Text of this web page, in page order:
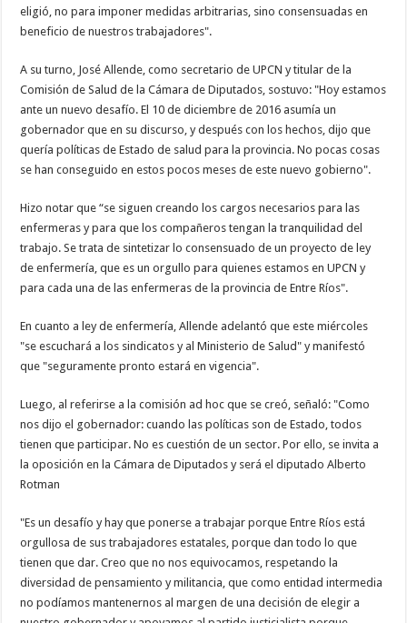
eligió, no para imponer medidas arbitrarias, sino consensuadas en
beneficio de nuestros trabajadores".
A su turno, José Allende, como secretario de UPCN y titular de la
Comisión de Salud de la Cámara de Diputados, sostuvo: "Hoy estamos
ante un nuevo desafío. El 10 de diciembre de 2016 asumía un
gobernador que en su discurso, y después con los hechos, dijo que
quería políticas de Estado de salud para la provincia. No pocas cosas
se han conseguido en estos pocos meses de este nuevo gobierno".
Hizo notar que “se siguen creando los cargos necesarios para las
enfermeras y para que los compañeros tengan la tranquilidad del
trabajo. Se trata de sintetizar lo consensuado de un proyecto de ley
de enfermería, que es un orgullo para quienes estamos en UPCN y
para cada una de las enfermeras de la provincia de Entre Ríos".
En cuanto a ley de enfermería, Allende adelantó que este miércoles
"se escuchará a los sindicatos y al Ministerio de Salud" y manifestó
que "seguramente pronto estará en vigencia".
Luego, al referirse a la comisión ad hoc que se creó, señaló: "Como
nos dijo el gobernador: cuando las políticas son de Estado, todos
tienen que participar. No es cuestión de un sector. Por ello, se invita a
la oposición en la Cámara de Diputados y será el diputado Alberto
Rotman
"Es un desafío y hay que ponerse a trabajar porque Entre Ríos está
orgullosa de sus trabajadores estatales, porque dan todo lo que
tienen que dar. Creo que no nos equivocamos, respetando la
diversidad de pensamiento y militancia, que como entidad intermedia
no podíamos mantenernos al margen de una decisión de elegir a